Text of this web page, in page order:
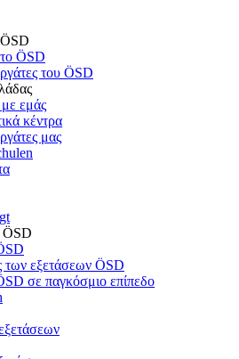
το ÖSD
του ÖSD
με εμάς
κέντρα
μας
ÖSD
των εξετάσεων ÖSD
σε παγκόσμιο επίπεδο